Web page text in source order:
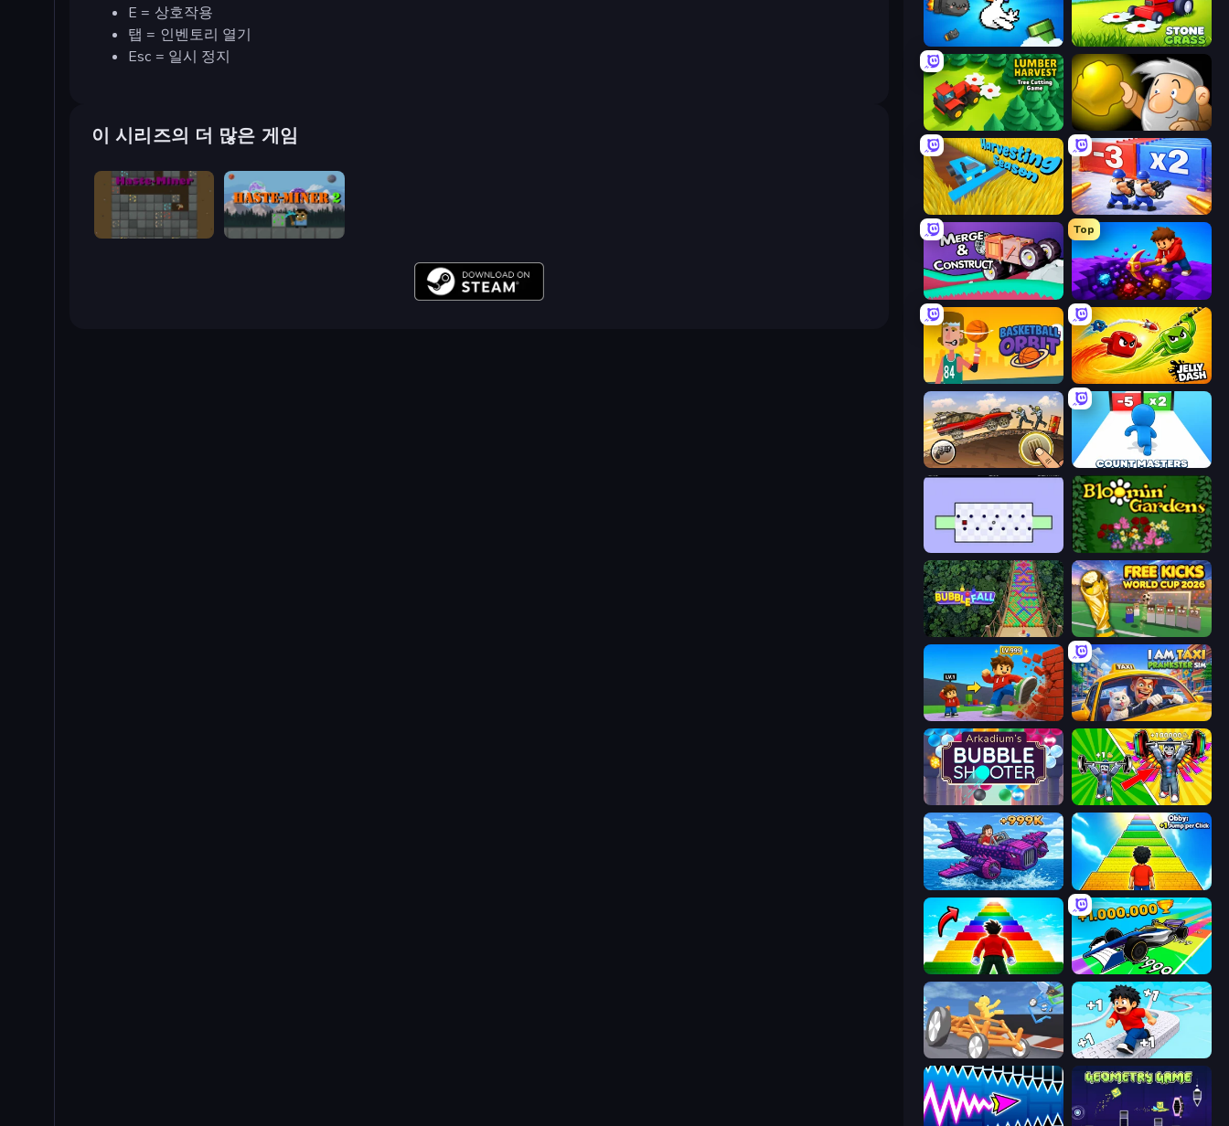
E = 상호작용
탭 = 인벤토리 열기
Esc = 일시 정지
이 시리즈의 더 많은 게임
Haste-Miner
Honk Stone Grass: Mowing Simulator
Lumber Harvest: Tree Cutting Game Gold Miner
Harvesting Season Battle Brigade
Merge & Construct
Top
Obby: Dig Down
Basketball Orbit Jelly Dash
Earn to Die: Zombie Ride
World's Hardest Game Blooming Gardens
Bubble Fall Free Kicks World Cup 2026
Obby: +1 Click Wall Breaker I Am Taxi Prankster Sim
Obby: Gym Simulator, Escape
Obby Plane Power Challenge: Fly Obby: +1 Jump per Click
Obby Highest Jump Ever Obby Car Challenge: Drive
Draw Crash Race Speed per Click: Obby